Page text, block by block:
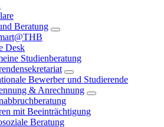
Beratung
Desk
Studienberatung
Bewerber und Studierende
& Anrechnung
mit Beeinträchtigung
Beratung